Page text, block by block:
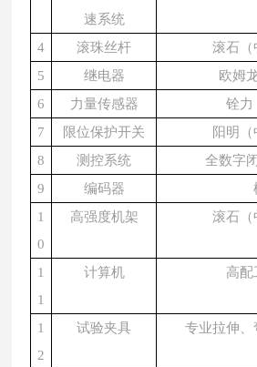
速系统
4 滚珠丝杆
滚石（
5
继电器
欧姆
6
力量传感器
铨力
7
限位保护开关
阳明（
8
测控系统
全数字
9
编码器
1
0
高强度机架 滚石（
1
1
计算机 高配
1
2
试验夹具 专业拉伸、